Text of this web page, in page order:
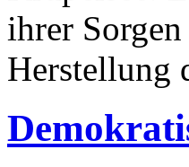
ihrer
Herstellung